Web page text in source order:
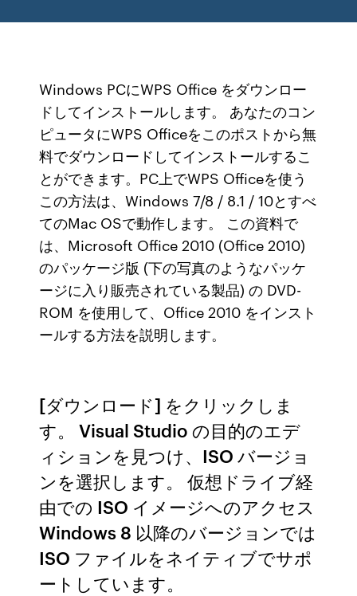
Windows PCにWPS Office をダウンロー
ドしてインストールします。 あなたのコン
ピュータにWPS Officeをこのポストから無
料でダウンロードしてインストールするこ
とができます。PC上でWPS Officeを使う
この方法は、Windows 7/8 / 8.1 / 10とすべ
てのMac OSで動作します。 この資料で
は、Microsoft Office 2010 (Office 2010)
のパッケージ版 (下の写真のようなパッケ
ージに入り販売されている製品) の DVD-
ROM を使用して、Office 2010 をインスト
ールする方法を説明します。
[ダウンロード] をクリックしま
す。 Visual Studio の目的のエデ
ィションを見つけ、ISO バージョ
ンを選択します。 仮想ドライブ経
由での ISO イメージへのアクセス
Windows 8 以降のバージョンでは
ISO ファイルをネイティブでサポ
ートしています。